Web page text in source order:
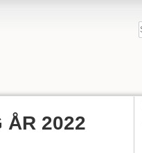
ÅR 2022